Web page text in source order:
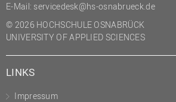
E-Mail: servicedesk@hs-osnabrueck.de
© 2026 HOCHSCHULE OSNABRÜCK
UNIVERSITY OF APPLIED SCIENCES
LINKS
Impressum